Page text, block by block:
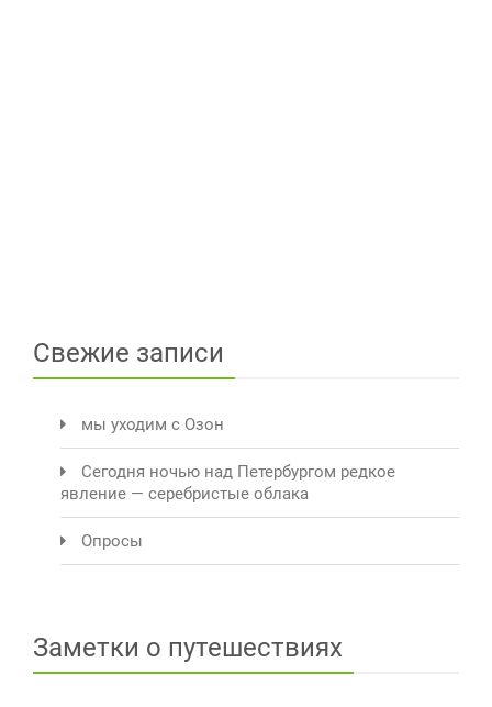
Свежие записи
мы уходим с Озон
Сегодня ночью над Петербургом редкое
явление — серебристые облака
Опросы
Заметки о путешествиях